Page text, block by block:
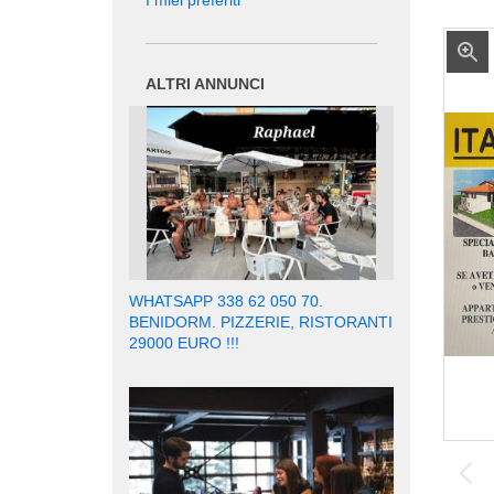
ALTRI ANNUNCI
WHATSAPP 338 62 050 70.
BENIDORM. PIZZERIE, RISTORANTI
29000 EURO !!!